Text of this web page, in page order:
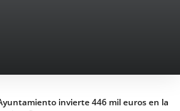
invierte 446 mil euros en la